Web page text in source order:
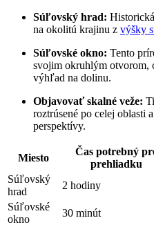
Súľovský hrad:
na okolitú krajinu z výšky
Súľovské okno: Tento
svojim okruhlým otvorom,
výhľad na dolinu.
Objavovať skalné veže:
roztrúsené po celej oblasti
perspektívy.
Miesto
Čas potrebný
prehliadku
Súľovský
hrad
2 hodiny
Súľovské
okno
30 minút